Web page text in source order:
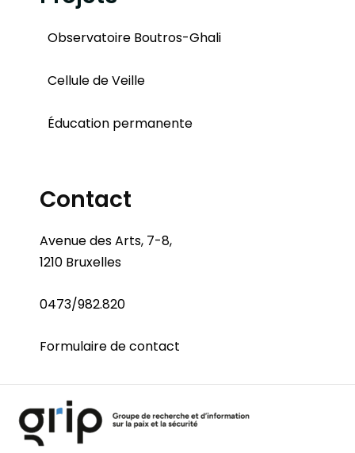
Observatoire Boutros-Ghali
Cellule de Veille
Éducation permanente
Contact
Avenue des Arts, 7-8,
1210 Bruxelles
0473/982.820
Formulaire de contact